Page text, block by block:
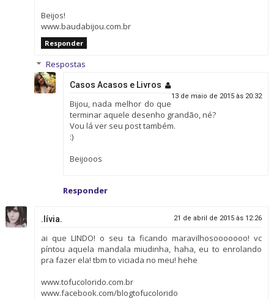
Beijos!
www.baudabijou.com.br
Responder
Respostas
Casos Acasos e Livros
13 de maio de 2015 às 20:32
Bijou, nada melhor do que
terminar aquele desenho grandão, né?
Vou lá ver seu post também.
:)
Beijooos
Responder
.lívia. 21 de abril de 2015 às 12:26
ai que LINDO! o seu ta ficando maravilhosooooooo! vc
píntou aquela mandala miudinha, haha, eu to enrolando
pra fazer ela! tbm to viciada no meu! hehe
www.tofucolorido.com.br
www.facebook.com/blogtofucolorido